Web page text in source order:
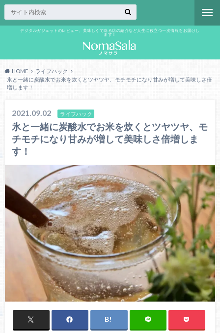
デジタルガジェットのレビュー、美味しくて唸る店の紹介など人生に役立つ一次情報をお届けし
ます！
HOME
ライフハック
氷と一緒に炭酸水でお米を炊くとツヤツヤ、モチモチになり甘みが増して美味しさ倍
増します！
2021.09.02 ライフハック
氷と一緒に炭酸水でお米を炊くとツヤツヤ、モ
チモチになり甘みが増して美味しさ倍増しま
す！